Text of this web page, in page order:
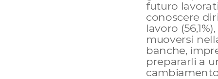
futuro
conoscere
lavoro
muoversi
banche,
prepararli a